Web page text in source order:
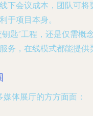
下会议成本，团队可将
于项目本身。
钥匙”工程，还是仅需概
务，在线模式都能提供
体展厅的方方面面：